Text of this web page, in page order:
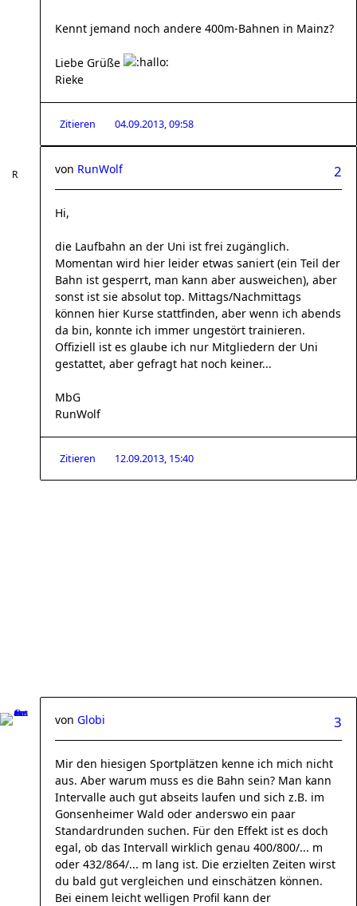
Kennt jemand noch andere 400m-Bahnen in Mainz?
Liebe Grüße
Rieke
Zitieren 04.09.2013, 09:58
2
von RunWolf
Hi,
die Laufbahn an der Uni ist frei zugänglich.
Momentan wird hier leider etwas saniert (ein Teil der
Bahn ist gesperrt, man kann aber ausweichen), aber
sonst ist sie absolut top. Mittags/Nachmittags
können hier Kurse stattfinden, aber wenn ich abends
da bin, konnte ich immer ungestört trainieren.
Offiziell ist es glaube ich nur Mitgliedern der Uni
gestattet, aber gefragt hat noch keiner...
MbG
RunWolf
Zitieren 12.09.2013, 15:40
3
von Globi
Mir den hiesigen Sportplätzen kenne ich mich nicht
aus. Aber warum muss es die Bahn sein? Man kann
Intervalle auch gut abseits laufen und sich z.B. im
Gonsenheimer Wald oder anderswo ein paar
Standardrunden suchen. Für den Effekt ist es doch
egal, ob das Intervall wirklich genau 400/800/... m
oder 432/864/... m lang ist. Die erzielten Zeiten wirst
du bald gut vergleichen und einschätzen können.
Bei einem leicht welligen Profil kann der